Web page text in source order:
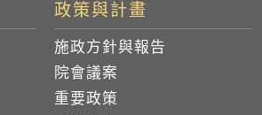
政策與計畫
施政方針與報告
院會議案
重要政策